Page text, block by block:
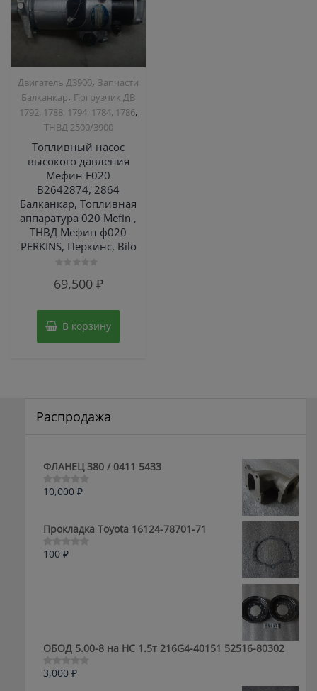
Двигатель Д3900, Запчасти
Балканкар, Погрузчик ДВ
1792, 1788, 1794, 1784, 1786,
ТНВД 2500/3900
Топливный насос
высокого давления
Мефин F020
B2642874, 2864
Балканкар, Топливная
аппаратура 020 Mefin ,
ТНВД Мефин ф020
PERKINS, Перкинс, Bilo
0
69,500 ₽
В корзину
Распродажа
ФЛАНЕЦ 380 / 0411 5433
Оценка
5
10,000 ₽
Прокладка Toyota 16124-78701-71
Оценка
100 ₽
ОБОД 5.00-8 на HC 1.5т 216G4-40151 52516-80302
Оценка
3,000 ₽